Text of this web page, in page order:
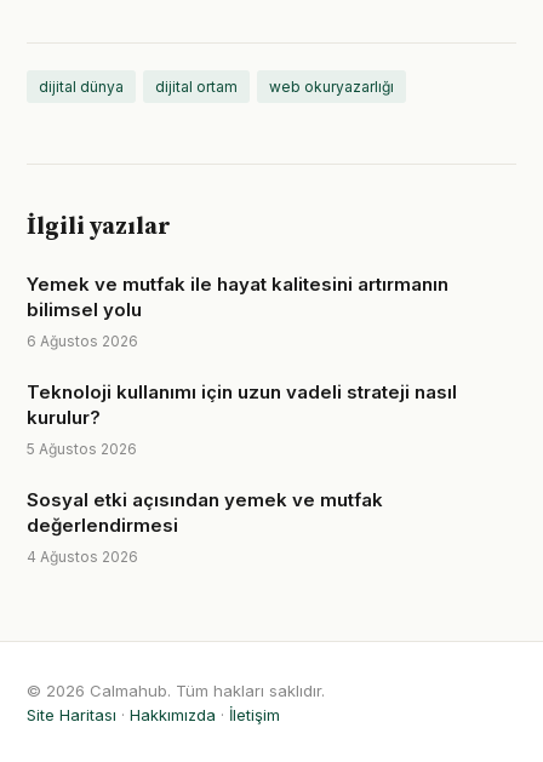
dijital dünya dijital ortam web okuryazarlığı
İlgili yazılar
Yemek ve mutfak ile hayat kalitesini artırmanın
bilimsel yolu
6 Ağustos 2026
Teknoloji kullanımı için uzun vadeli strateji nasıl
kurulur?
5 Ağustos 2026
Sosyal etki açısından yemek ve mutfak
değerlendirmesi
4 Ağustos 2026
© 2026 Calmahub. Tüm hakları saklıdır.
Site Haritası · Hakkımızda · İletişim